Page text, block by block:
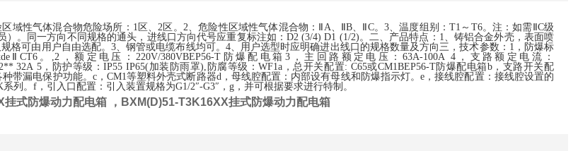
域性气体混合物危险场所：1区、2区。2、危险性区域性气体混合物：ⅡA、ⅡB、ⅡC。3、温度组别：T1～T6。注：如需ⅡC级
）。同一方向不同规格的通头，进线口方向代号应重复标注如：D2 (3/4) D1 (1/2)。二、产品特点：1、铸铝合金外壳，表面喷
格可由用户自由选配。3、钢管或电缆布线均可。4、用户选型时应明确进出线口的规格数量及方向三，技术参数：1，防爆标
。,2，额定电压：220V/380VBEP56-T防爆配电箱3，主回路额定电压：63A-100A 4，支路额定电流：
2** 32A 5，防护等级：IP55 IP65(加装防雨罩),防腐等级：WF1a，总开关配置: C65或CM1BEP56-T防爆配电箱b，支路开关配
种带漏电保护功能。c，CM1等塑料外壳式断路器d，母线腔配置：内部设有母线和防爆指示灯。e，接线腔配置：接线腔设置的
列。f，引入口配置：引入装置规格为G1/2″-G3″，g，并可根据要求进行特制。
挂式防爆动力配电箱， BXM(D)51-T3K16XX挂式防爆动力配电箱